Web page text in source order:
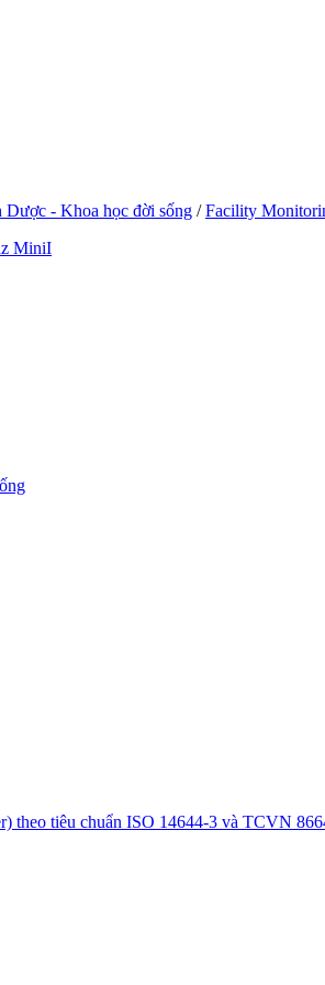
- Khoa học đời sống /Facility
MiniI
theo tiêu chuẩn ISO 14644-3 và TCVN